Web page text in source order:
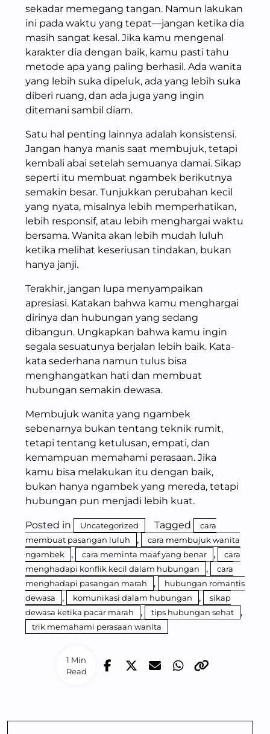
1 Min
Read
sekadar memegang tangan. Namun lakukan
ini pada waktu yang tepat—jangan ketika dia
masih sangat kesal. Jika kamu mengenal
karakter dia dengan baik, kamu pasti tahu
metode apa yang paling berhasil. Ada wanita
yang lebih suka dipeluk, ada yang lebih suka
diberi ruang, dan ada juga yang ingin
ditemani sambil diam.
Satu hal penting lainnya adalah konsistensi.
Jangan hanya manis saat membujuk, tetapi
kembali abai setelah semuanya damai. Sikap
seperti itu membuat ngambek berikutnya
semakin besar. Tunjukkan perubahan kecil
yang nyata, misalnya lebih memperhatikan,
lebih responsif, atau lebih menghargai waktu
bersama. Wanita akan lebih mudah luluh
ketika melihat keseriusan tindakan, bukan
hanya janji.
Terakhir, jangan lupa menyampaikan
apresiasi. Katakan bahwa kamu menghargai
dirinya dan hubungan yang sedang
dibangun. Ungkapkan bahwa kamu ingin
segala sesuatunya berjalan lebih baik. Kata-
kata sederhana namun tulus bisa
menghangatkan hati dan membuat
hubungan semakin dewasa.
Membujuk wanita yang ngambek
sebenarnya bukan tentang teknik rumit,
tetapi tentang ketulusan, empati, dan
kemampuan memahami perasaan. Jika
kamu bisa melakukan itu dengan baik,
bukan hanya ngambek yang mereda, tetapi
hubungan pun menjadi lebih kuat.
Posted in Uncategorized Tagged
cara
membuat pasangan luluh
,
cara membujuk wanita
ngambek
, cara meminta maaf yang benar ,
cara
menghadapi konflik kecil dalam hubungan
,
cara
menghadapi pasangan marah
,
hubungan romantis
dewasa
, komunikasi dalam hubungan ,
sikap
dewasa ketika pacar marah
, tips hubungan sehat ,
trik memahami perasaan wanita